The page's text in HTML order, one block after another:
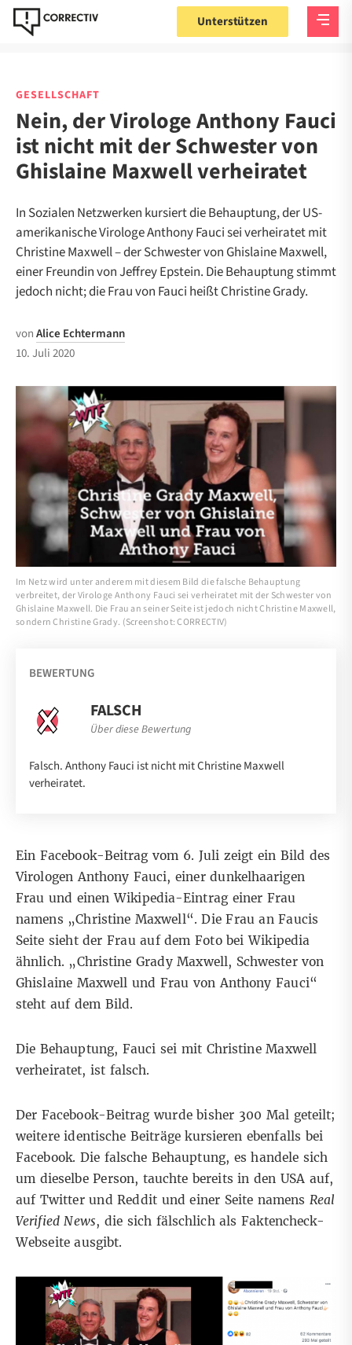
Unterstützen
GESELLSCHAFT
Nein, der Virologe Anthony Fauci
ist nicht mit der Schwester von
Ghislaine Maxwell verheiratet
In Sozialen Netzwerken kursiert die Behauptung, der US-
amerikanische Virologe Anthony Fauci sei verheiratet mit
Christine Maxwell – der Schwester von Ghislaine Maxwell,
einer Freundin von Jeffrey Epstein. Die Behauptung stimmt
jedoch nicht; die Frau von Fauci heißt Christine Grady.
vonAlice Echtermann
10. Juli 2020
Im Netz wird unter anderem mit diesem Bild die falsche Behauptung
verbreitet, der Virologe Anthony Fauci sei verheiratet mit der Schwester von
Ghislaine Maxwell. Die Frau an seiner Seite ist jedoch nicht Christine Maxwell,
sondern Christine Grady. (Screenshot: CORRECTIV)
BEWERTUNG
FALSCH
Über diese Bewertung
Falsch. Anthony Fauci ist nicht mit Christine Maxwell
verheiratet.
Ein Facebook-Beitragvom 6. Juli zeigt ein Bild des
Virologen Anthony Fauci, einer dunkelhaarigen
Frau und einen Wikipedia-Eintrag einer Frau
namens „Christine Maxwell“. Die Frau an Faucis
Seite sieht der Frau auf dem Foto bei Wikipedia
ähnlich. „Christine Grady Maxwell, Schwester von
Ghislaine Maxwell und Frau von Anthony Fauci“
steht auf dem Bild.
Die Behauptung, Fauci sei mit Christine Maxwell
verheiratet, ist falsch.
Der Facebook-Beitrag wurde bisher 300 Mal geteilt;
weitere identische Beiträge kursieren ebenfalls bei
Facebook. Die falsche Behauptung, es handele sich
um dieselbe Person, tauchte bereits in den USA auf,
auf TwitterundRedditund einer Seite namens Real
Verified News, die sich fälschlich als Faktencheck-
Webseite ausgibt.